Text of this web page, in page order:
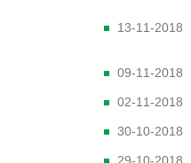
13-11-2018
09-11-2018
02-11-2018
30-10-2018